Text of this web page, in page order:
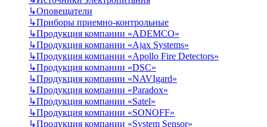
↳Оповещатели
↳Приборы приемно-контрольные
↳Продукция компании «ADEMCO»
↳Продукция компании «Ajax Systems»
↳Продукция компании «Apollo Fire Detectors»
↳Продукция компании «DSC»
↳Продукция компании «NAVIgard»
↳Продукция компании «Paradox»
↳Продукция компании «Satel»
↳Продукция компании «SONOFF»
↳Продукция компании «System Sensor»